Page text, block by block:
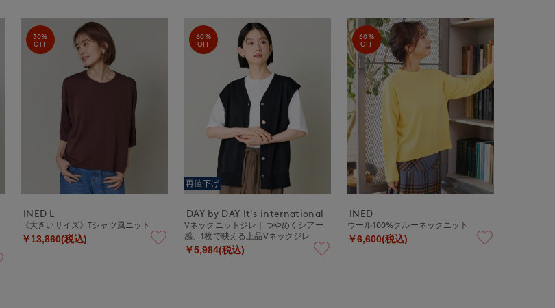
30%
OFF
INED L
《大きいサイズ》Tシャツ風ニット
￥13,860(税込)
60%
OFF
再値下げ
DAY by DAY It's international
Vネックニットジレ｜つやめくシアー
感、1枚で映える上品Vネックジレ
￥5,984(税込)
60%
OFF
INED
ウール100%クルーネックニット
￥6,600(税込)